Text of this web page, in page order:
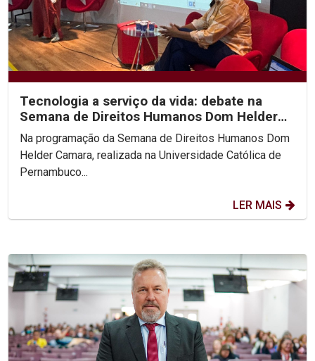
Tecnologia a serviço da vida: debate na
Semana de Direitos Humanos Dom Helder
Camara na Unicap...
Na programação da Semana de Direitos Humanos Dom
Helder Camara, realizada na Universidade Católica de
Pernambuco...
LER MAIS